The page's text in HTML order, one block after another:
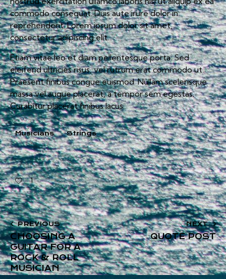
commodo consequat. Duis aute irure dolor in
reprehenderit. Lorem ipsum dolor sit amet,
consectetur adipiscing elit.
Etiam vitae leo et diam pellentesque porta. Sed
eleifend ultricies risus, vel rutrum erat commodo ut.
Praesent finibus congue euismod. Nullam scelerisque
massa vel augue placerat, a tempor sem egestas.
Curabitur placerat finibus lacus.
Musicians Strings
1
PREVIOUS
CHOOSING A
GUITAR FOR A
ROCK & ROLL
MUSICIAN
NEXT
QUOTE POST